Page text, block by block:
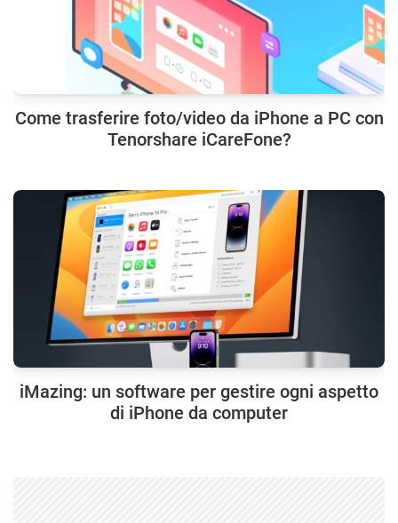
Come trasferire foto/video da iPhone a PC con
Tenorshare iCareFone?
iMazing: un software per gestire ogni aspetto
di iPhone da computer